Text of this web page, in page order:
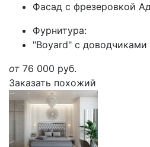
Фасад с фрезеровкой
Фурнитура:
"Boyard" с доводчиками
от 76 000 руб.
Заказать похожий